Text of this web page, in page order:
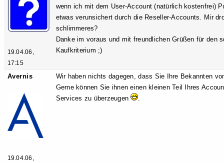
19.04.06,
17:15
wenn ich mit dem User-Account (natürlich kostenfrei)
etwas verunsichert durch die Reseller-Accounts. Mir
schlimmeres?
Danke im voraus und mit freundlichen Grüßen für den
Kaufkriterium ;)
Avernis
19.04.06,
Wir haben nichts dagegen, dass Sie Ihre Bekannten
Gerne können Sie ihnen einen kleinen Teil Ihres
Services zu überzeugen
.